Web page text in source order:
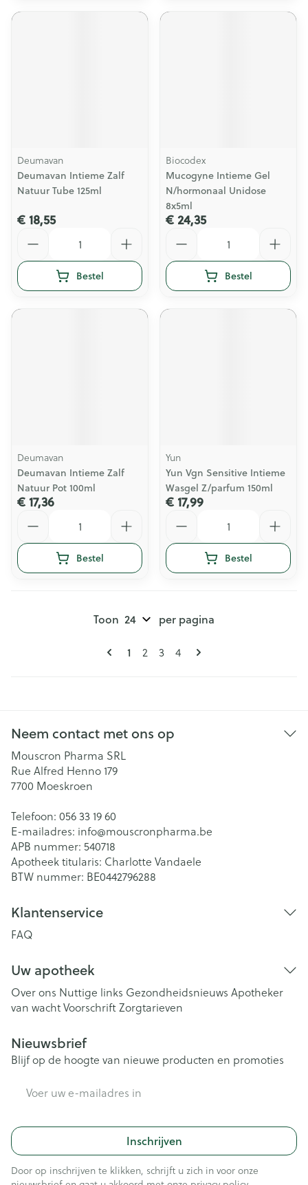
Deumavan
Deumavan Intieme Zalf
Natuur Tube 125ml
€ 18,55
Bestel
Biocodex
Mucogyne Intieme Gel
N/hormonaal Unidose
8x5ml
€ 24,35
Bestel
Deumavan
Deumavan Intieme Zalf
Natuur Pot 100ml
€ 17,36
Bestel
Yun
Yun Vgn Sensitive Intieme
Wasgel Z/parfum 150ml
€ 17,99
Bestel
Pagina's
U lees momenteel pagina
1 Pagina
2 Pagina
3 Pagina
4
Toon per pagina
Neem contact met ons op
Mouscron Pharma SRL
Rue Alfred Henno 179
7700 Moeskroen
Telefoon: 056 33 19 60
E-mailadres: info@mouscronpharma.be
APB nummer: 540718
Apotheek titularis: Charlotte Vandaele
BTW nummer: BE0442796288
Klantenservice
FAQ
Uw apotheek
Over ons Nuttige links Gezondheidsnieuws Apotheker
van wachtVoorschriftZorgtarieven
Nieuwsbrief
Blijf op de hoogte van nieuwe producten en promoties
Inschrijven
Door op inschrijven te klikken, schrijft u zich in voor onze